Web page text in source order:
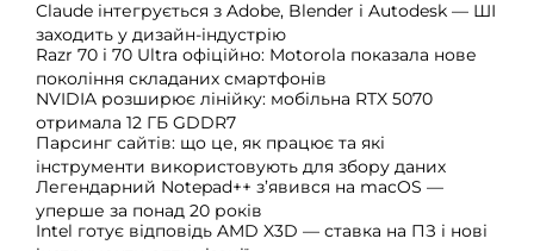
Claude інтегрується з Adobe, Blender і Autodesk — ШІ
заходить у дизайн-індустрію
Razr 70 і 70 Ultra офіційно: Motorola показала нове
покоління складаних смартфонів
NVIDIA розширює лінійку: мобільна RTX 5070
отримала 12 ГБ GDDR7
Парсинг сайтів: що це, як працює та які
інструменти використовують для збору даних
Легендарний Notepad++ з’явився на macOS —
уперше за понад 20 років
Intel готує відповідь AMD X3D — ставка на ПЗ і нові